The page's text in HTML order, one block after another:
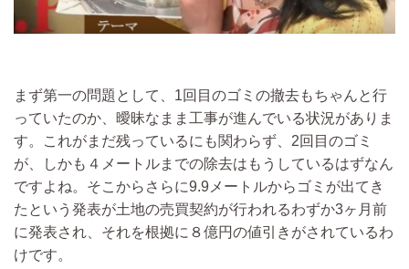
まず第一の問題として、1回目のゴミの撤去もちゃんと行
っていたのか、曖昧なまま工事が進んでいる状況がありま
す。これがまだ残っているにも関わらず、2回目のゴミ
が、しかも４メートルまでの除去はもうしているはずなん
ですよね。そこからさらに9.9メートルからゴミが出てき
たという発表が土地の売買契約が行われるわずか3ヶ月前
に発表され、それを根拠に８億円の値引きがされているわ
けです。